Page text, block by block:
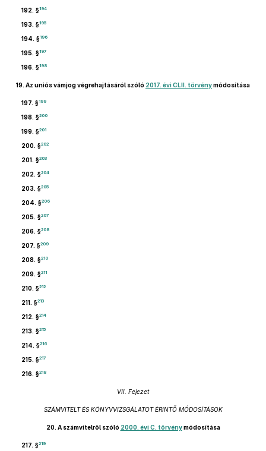
192. §194
193. §195
194. §196
195. §197
196. §198
19. Az uniós vámjog végrehajtásáról szóló 2017. évi CLII. törvénymódosítása
197. §199
198. §200
199. §201
200. §202
201. §203
202. §204
203. §205
204. §206
205. §207
206. §208
207. §209
208. §210
209. §211
210. §212
211. §213
212. §214
213. §215
214. §216
215. §217
216. §218
VII. Fejezet
SZÁMVITELT ÉS KÖNYVVIZSGÁLATOT ÉRINTŐ MÓDOSÍTÁSOK
20. A számvitelről szóló 2000. évi C. törvénymódosítása
217. §219